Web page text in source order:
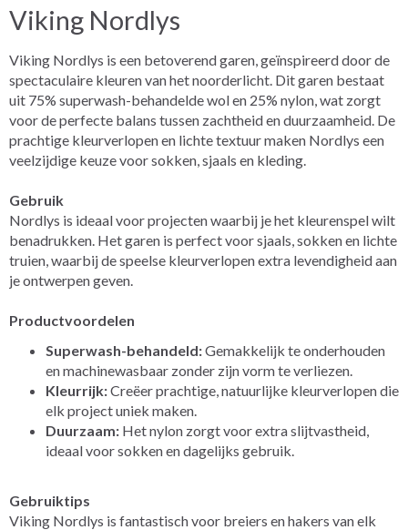
Viking Nordlys
Viking Nordlys is een betoverend garen, geïnspireerd door de
spectaculaire kleuren van het noorderlicht. Dit garen bestaat
uit 75% superwash-behandelde wol en 25% nylon, wat zorgt
voor de perfecte balans tussen zachtheid en duurzaamheid. De
prachtige kleurverlopen en lichte textuur maken Nordlys een
veelzijdige keuze voor sokken, sjaals en kleding.
Gebruik
Nordlys is ideaal voor projecten waarbij je het kleurenspel wilt
benadrukken. Het garen is perfect voor sjaals, sokken en lichte
truien, waarbij de speelse kleurverlopen extra levendigheid aan
je ontwerpen geven.
Productvoordelen
Superwash-behandeld:Gemakkelijk te onderhouden
en machinewasbaar zonder zijn vorm te verliezen.
Kleurrijk:Creëer prachtige, natuurlijke kleurverlopen die
elk project uniek maken.
Duurzaam: Het nylon zorgt voor extra slijtvastheid,
ideaal voor sokken en dagelijks gebruik.
Gebruiktips
Viking Nordlys is fantastisch voor breiers en hakers van elk